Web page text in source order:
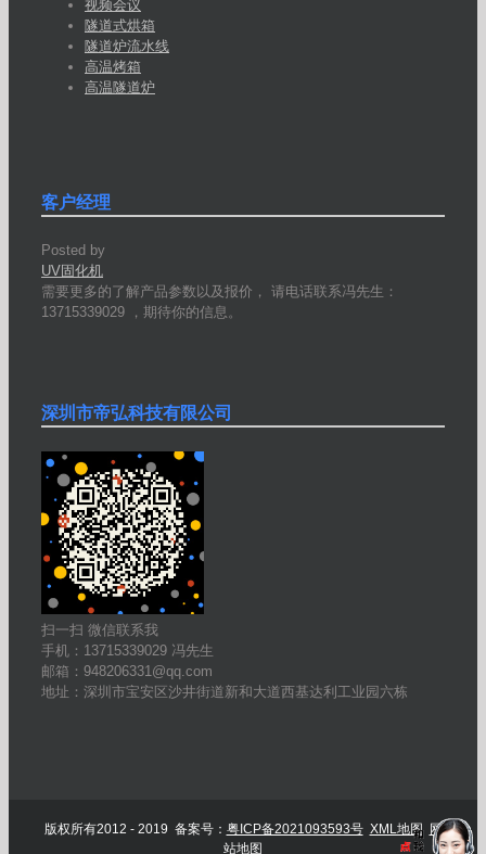
视频会议
隧道式烘箱
隧道炉流水线
高温烤箱
高温隧道炉
客户经理
Posted by
UV固化机
需要更多的了解产品参数以及报价， 请电话联系冯先生：
13715339029 ，期待你的信息。
深圳市帝弘科技有限公司
扫一扫 微信联系我
手机：13715339029 冯先生
邮箱：948206331@qq.com
地址：深圳市宝安区沙井街道新和大道西基达利工业园六栋
版权所有2012 - 2019 备案号： 粤ICP备2021093593号 XML地图 网
站地图